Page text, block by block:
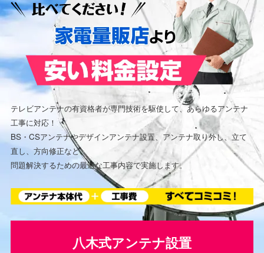
テレビアンテナの有資格者が専門技術を駆使して、あらゆるアンテナ
工事に対応！
BS・CSアンテナやデザインアンテナ設置、アンテナ取り外し、立て
直し、方向修正など、
問題解決するための最適な工事内容で実施します。
八木式アンテナ設置